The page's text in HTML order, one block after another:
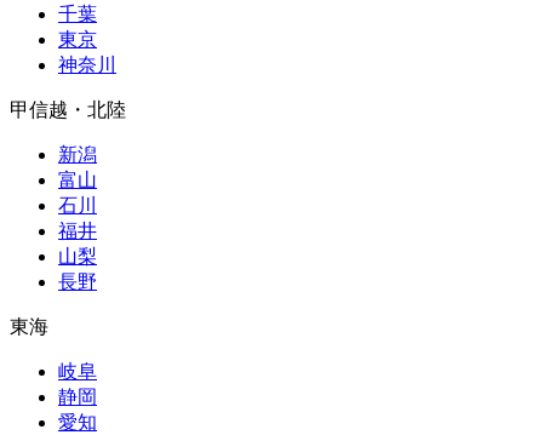
千葉
東京
神奈川
甲信越・北陸
新潟
富山
石川
福井
山梨
長野
東海
岐阜
静岡
愛知